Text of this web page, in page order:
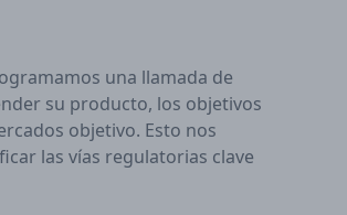
una llamada de
su producto, los objetivos
objetivo. Esto nos
las vías regulatorias clave